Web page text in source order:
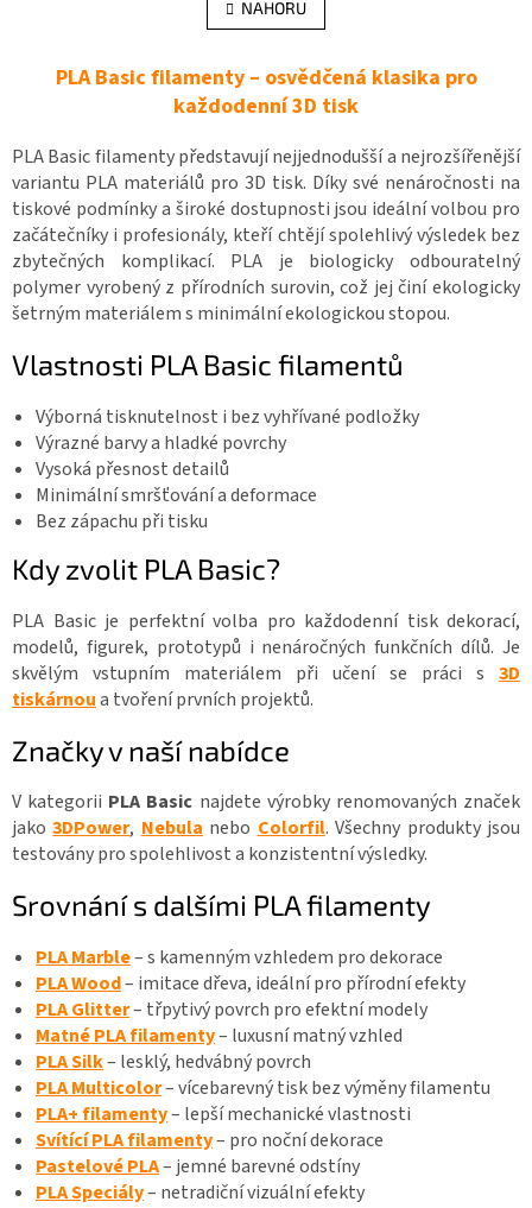
l
á
a
c
í
p
r
v
k
y
ý
p
i
u
n
k
v
á
n
NAHORU
PLA Basic filamenty – osvědčená klasika pro
každodenní 3D tisk
PLA Basic filamenty představují nejjednodušší a nejrozšířenější
variantu PLA materiálů pro 3D tisk. Díky své nenáročnosti na
tiskové podmínky a široké dostupnosti jsou ideální volbou pro
začátečníky i profesionály, kteří chtějí spolehlivý výsledek bez
zbytečných komplikací. PLA je biologicky odbouratelný
polymer vyrobený z přírodních surovin, což jej činí ekologicky
šetrným materiálem s minimální ekologickou stopou.
Vlastnosti PLA Basic filamentů
Výborná tisknutelnost i bez vyhřívané podložky
Výrazné barvy a hladké povrchy
Vysoká přesnost detailů
Minimální smršťování a deformace
Bez zápachu při tisku
Kdy zvolit PLA Basic?
PLA Basic je perfektní volba pro každodenní tisk dekorací,
modelů, figurek, prototypů i nenáročných funkčních dílů. Je
skvělým vstupním materiálem při učení se práci s 3D
tiskárnoua tvoření prvních projektů.
Značky v naší nabídce
V kategorii PLA Basic najdete výrobky renomovaných značek
jako3DPower,NebulaneboColorfil. Všechny produkty jsou
testovány pro spolehlivost a konzistentní výsledky.
Srovnání s dalšími PLA filamenty
PLA Marble– s kamenným vzhledem pro dekorace
PLA Wood– imitace dřeva, ideální pro přírodní efekty
PLA Glitter– třpytivý povrch pro efektní modely
Matné PLA filamenty– luxusní matný vzhled
PLA Silk– lesklý, hedvábný povrch
PLA Multicolor– vícebarevný tisk bez výměny filamentu
PLA+ filamenty– lepší mechanické vlastnosti
Svítící PLA filamenty– pro noční dekorace
Pastelové PLA– jemné barevné odstíny
PLA Speciály– netradiční vizuální efekty